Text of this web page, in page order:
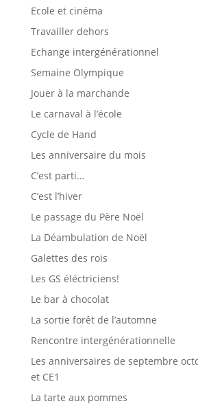
Ecole et cinéma
Travailler dehors
Echange intergénérationnel
Semaine Olympique
Jouer à la marchande
Le carnaval à l’école
Cycle de Hand
Les anniversaire du mois
C’est parti…
C’est l’hiver
Le passage du Père Noël
La Déambulation de Noël
Galettes des rois
Les GS éléctriciens!
Le bar à chocolat
La sortie forêt de l’automne
Rencontre intergénérationnelle
Les anniversaires de septembre
et CE1
La tarte aux pommes